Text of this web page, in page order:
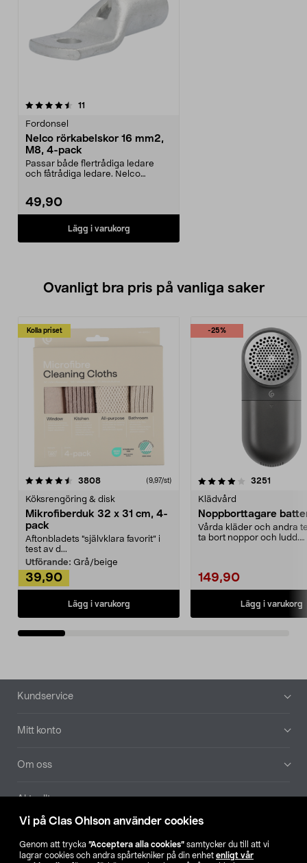
Vi på Clas Ohlson använder cookies
Genom att trycka ”Acceptera alla cookies” samtycker du till att vi
lagrar cookies och andra spårtekniker på din enhet enligt vår
11
Fordonsel
Nelco rörkabelskor 16 mm2,
M8, 4-pack
Passar både flertrådiga ledare
och fåtrådiga ledare. Nelco
49,90
Lägg i varukorg
Ovanligt bra pris på vanliga saker
Kolla priset
3808recensioner (9,97/st)
Köksrengöring & disk
Mikrofiberduk 32 x 31 cm, 4-
pack
Aftonbladets "självklara favorit” i
test av d...
Utförande: Grå/beige
39,90
Lägg i varukorg
-25%
4.0av 5 stjärnor 3251
Klädvård
Noppborttagare
Vårda kläder och andra
ta bort noppor och ludd.
149,90
Lägg i varukorg
4.5av 5 stjärnor
Sidfot
Kundservice
Mitt konto
Om oss
Aktuellt